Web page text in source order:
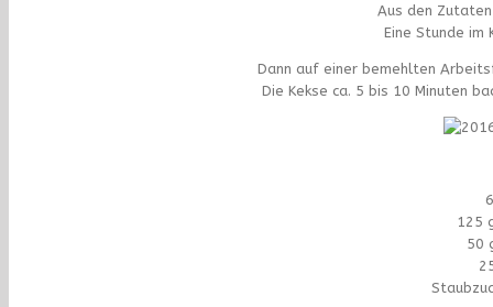
Aus den
Eine Stunde im
Dann auf einer bemehlten
Die Kekse ca. 5 bis 10 Minuten
125
50